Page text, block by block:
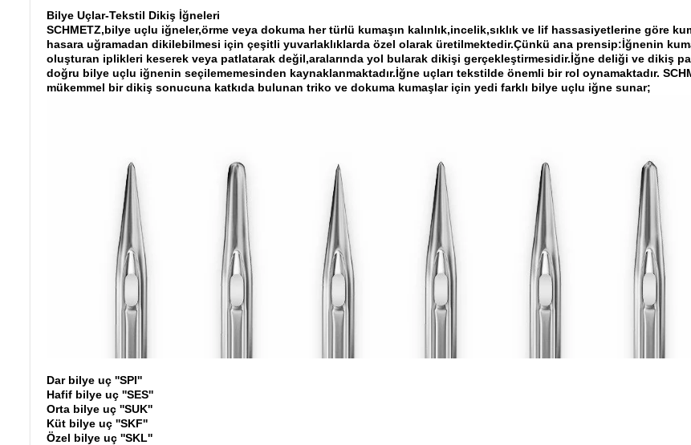
Bilye Uçlar-Tekstil Dikiş İğneleri
SCHMETZ,bilye uçlu iğneler,örme veya dokuma her türlü kumaşın kalınlık,incelik,sıklık ve lif hassasiyetlerine göre
hasara uğramadan dikilebilmesi için çeşitli yuvarlaklıklarda özel olarak üretilmektedir.Çünkü ana prensip:İğnenin
oluşturan iplikleri keserek veya patlatarak değil,aralarında yol bularak dikişi gerçekleştirmesidir.İğne deliği ve dikiş
doğru bilye uçlu iğnenin seçilememesinden kaynaklanmaktadır.İğne uçları tekstilde önemli bir rol oynamaktadır.
mükemmel bir dikiş sonucuna katkıda bulunan triko ve dokuma kumaşlar için yedi farklı bilye uçlu iğne sunar;
Dar bilye uç ''SPI''
Hafif bilye uç ''SES''
Orta bilye uç ''SUK''
Küt bilye uç ''SKF''
Özel bilye uç ''SKL''